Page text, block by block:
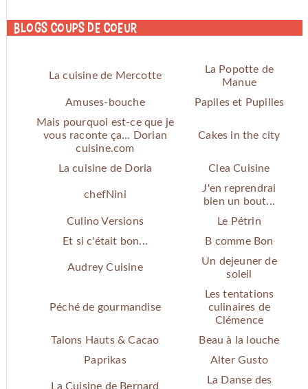
Blogs coups de coeur
La cuisine de Mercotte
La Popotte de
Manue
Amuses-bouche
Papiles et Pupilles
Mais pourquoi est-ce que je
vous raconte ça... Dorian
cuisine.com
Cakes in the city
La cuisine de Doria Clea Cuisine
chefNini
J'en reprendrai
bien un bout...
Culino Versions
Le Pétrin
Et si c'était bon...
B comme Bon
Audrey Cuisine
Un dejeuner de
soleil
Péché de gourmandise
Les tentations
culinaires de
Clémence
Talons Hauts & Cacao
Beau à la louche
Paprikas
Alter Gusto
La Cuisine de Bernard
La Danse des